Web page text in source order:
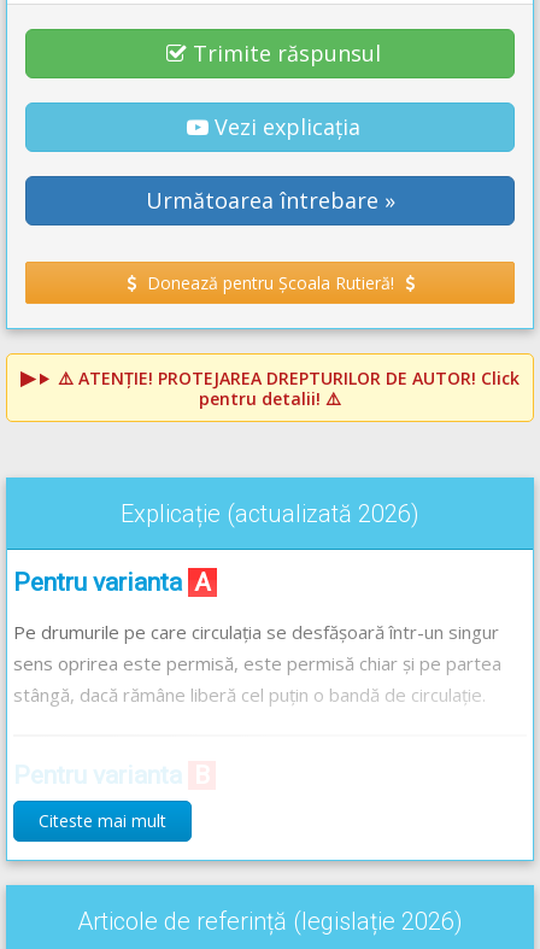
Trimite răspunsul
Vezi explicația
Următoarea întrebare »
Donează pentru Școala Rutieră!
⚠️ ATENȚIE! PROTEJAREA DREPTURILOR DE AUTOR! Click
pentru detalii! ⚠️
Explicație (actualizată 2026)
Pentru varianta A
Pe drumurile pe care circulația se desfășoară într-un singur
sens oprirea este permisă, este permisă chiar și pe partea
stângă, dacă rămâne liberă cel puțin o bandă de circulație.
Pentru varianta
Oprirea este permisă și pe drumurile cu o lățime mai mică de
6 metri, pe aceste drumuri fiind interzisă staționarea, nu și
oprirea.
Citeste mai mult
Articole de referință (legislație 2026)